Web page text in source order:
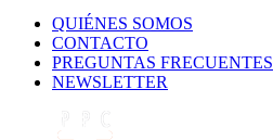
QUIÉNES SOMOS
CONTACTO
PREGUNTAS FRECUENTES
NEWSLETTER